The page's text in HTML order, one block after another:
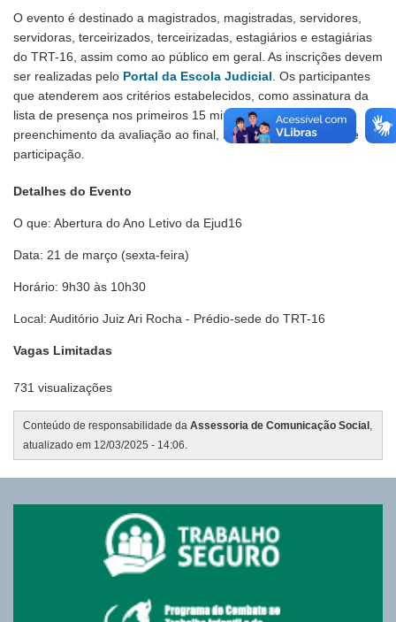
O evento é destinado a magistrados, magistradas, servidores,
servidoras, terceirizados, terceirizadas, estagiários e estagiárias
do TRT-16, assim como ao público em geral. As inscrições devem
ser realizadas pelo Portal da Escola Judicial . Os participantes
que atenderem aos critérios estabelecidos, como assinatura da
lista de presença nos primeiros 15 minutos do evento e
preenchimento da avaliação ao final, receberão certificado de
participação.
Detalhes do Evento
O que: Abertura do Ano Letivo da Ejud16
Data: 21 de março (sexta-feira)
Horário: 9h30 às 10h30
Local: Auditório Juiz Ari Rocha - Prédio-sede do TRT-16
Vagas Limitadas
731 visualizações
Conteúdo de responsabilidade da Assessoria de Comunicação Social ,
atualizado em 12/03/2025 - 14:06.